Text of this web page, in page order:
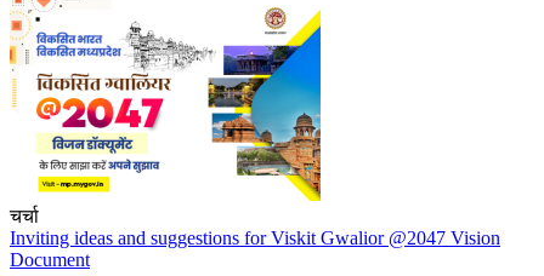
चर्चा
Inviting ideas and suggestions for Viskit Gwalior @2047 Vision
Document